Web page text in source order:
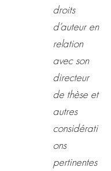
droits
d’auteur en
relation
avec son
directeur
de thèse et
autres
considérati
ons
pertinentes